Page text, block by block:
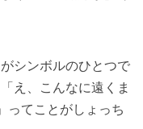
シンボルのひとつで
え、こんなに遠くま
ってことがしょっち